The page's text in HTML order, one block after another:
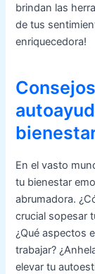
brindan las
de tus
enriquecedora!
En el vasto
tu bienestar
abrumadora.
crucial sopesar
¿Qué aspectos
trabajar?
elevar tu